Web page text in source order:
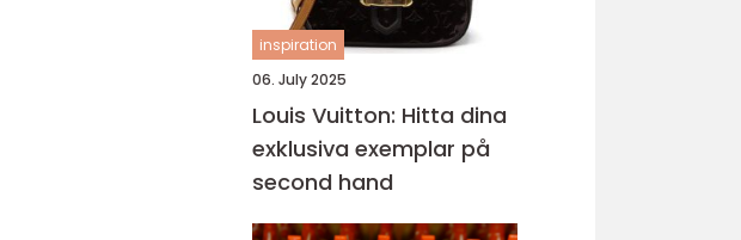
inspiration
06. July 2025
Louis Vuitton: Hitta dina
exklusiva exemplar på
second hand